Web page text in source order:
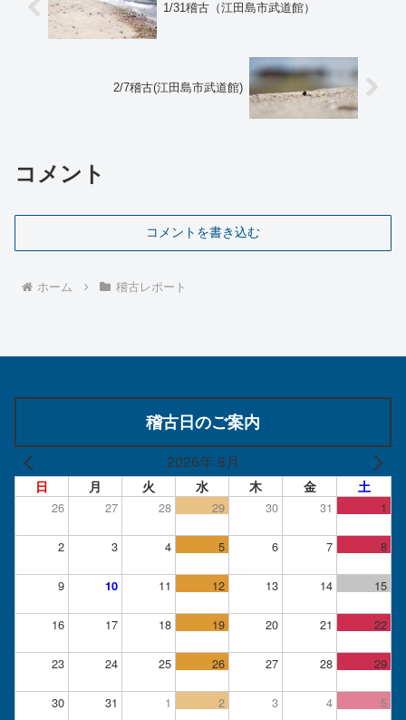
1/31稽古（江田島市武道館）
2/7稽古(江田島市武道館)
コメント
コメントを書き込む
ホーム 稽古レポート
稽古日のご案内
2026年 8月
日 月 火 水 木 金 土
26 27 28 29 30 31 1
2 3 4 5 6 7 8
9 10 11 12 13 14 15
16 17 18 19 20 21 22
23 24 25 26 27 28 29
30 31 1 2 3 4 5